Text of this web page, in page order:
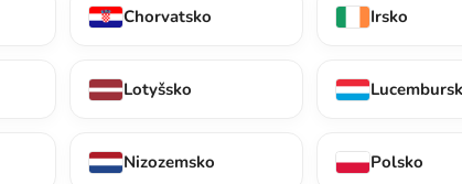
Chorvatsko Irsko
Lotyšsko
Nizozemsko Polsko